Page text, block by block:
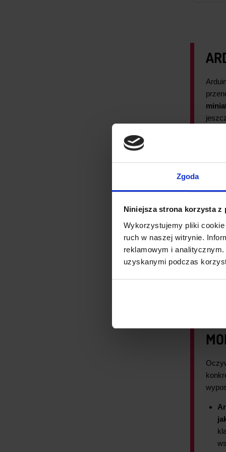
Zgoda
Niniejsza strona korzysta z
Wykorzystujemy pliki
ruch w naszej witrynie.
reklamowym i
uzyskanymi podczas
A
co
do
Choć